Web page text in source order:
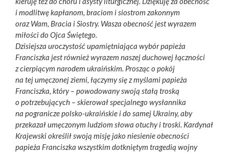
i modlitwę kapłanom, braciom i siostrom zakonnym
oraz Wam, Bracia i Siostry. Wasza obecność jest wyrazem
miłości do Ojca Świętego.
Dzisiejsza uroczystość upamiętniająca wybór papieża
Franciszka jest również wyrazem naszej duchowej łączności
z cierpiącym narodem ukraińskim. Prosząc o pokój
na tej umęczonej ziemi, łączymy się z myślami papieża
Franciszka, który – powodowany swoją stałą troską
o potrzebujących – skierował specjalnego wysłannika
na pogranicze polsko-ukraińskie i do samej Ukrainy, aby
przekazał umęczonym ludziom słowa otuchy i troski. Kardynał
Krajewski określił swoją misję jako niesienie obecności
papieża Franciszka wszystkim dotkniętym tragedią wojny